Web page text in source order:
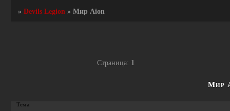
»Devils Legion »Мир Aion
Мир
Страница: 1
Тема